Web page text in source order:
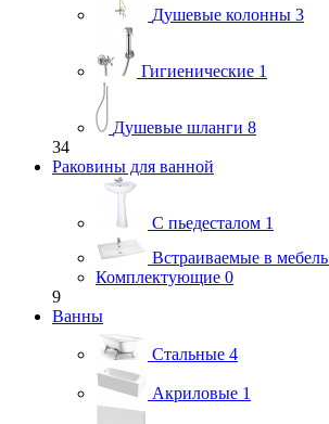
Душевые колонны 3
Гигиенические 1
Душевые шланги 8
34
Раковины для ванной
С пьедесталом 1
Встраиваемые в мебель
Комплектующие 0
9
Ванны
Стальные 4
Акриловые 1